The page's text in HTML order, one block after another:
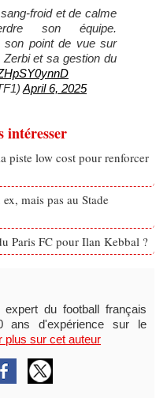
froid et de calme
son équipe.
son point de vue sur
et sa gestion du
April 6, 2025
intéresser
piste low cost pour renforcer
mais pas au Stade
Paris FC pour Ilan Kebbal ?
expert du football français
ans d'expérience sur le
plus sur cet auteur